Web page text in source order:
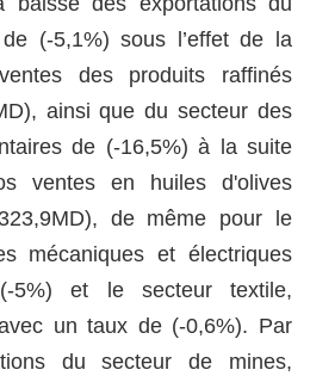
(-5,1%) sous l’effet de la
des produits raffinés
ainsi que du secteur des
de (-16,5%) à la suite
ventes en huiles d'olives
de même pour le
mécaniques et électriques
et le secteur textile,
un taux de (-0,6%). Par
du secteur de mines,